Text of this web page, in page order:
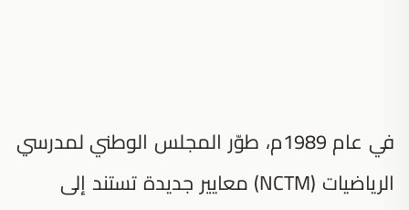
في عام 1989م، طوّر المجلس الوطني لمدرسي
الرياضيات (NCTM) معايير جديدة تستند إلى